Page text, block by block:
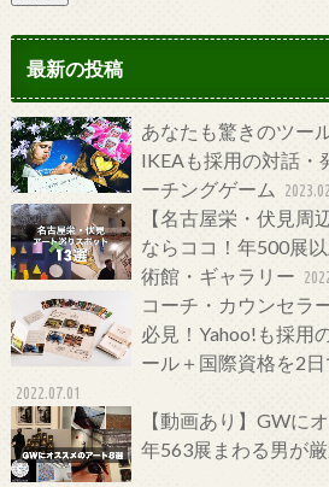
最新の投稿
あなたも驚きのツー
IKEAも採用の対話・
ーチングゲーム
【名古屋栄・伏見周
ならココ！年500展
術館・ギャラリー
コーチ・カウンセラ
必見！Yahoo!も採用
ール＋国際資格を2
2022.07.01
【動画あり】GWに
年563展まわる男が厳